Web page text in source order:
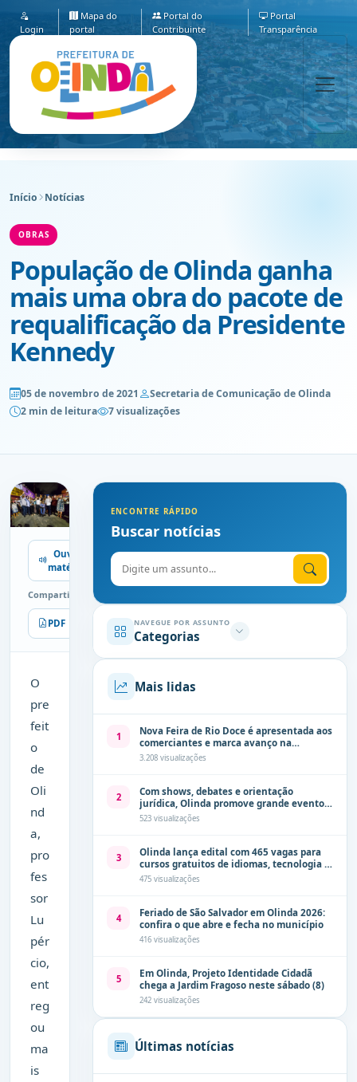
Login
Mapa do
portal
Portal do
Contribuinte
Portal
Transparência
Início Notícias
OBRAS
População de Olinda ganha
mais uma obra do pacote de
requalificação da Presidente
Kennedy
05 de novembro de 2021
Secretaria de Comunicação de Olinda
2 min de leitura
7 visualizações
Ouvir
matéria
Compartilhe
PDF Imprimir
O
pre
feit
o
de
Oli
nd
a,
pro
fes
sor
Lu
pér
cio,
ent
reg
ou
ma
is
ENCONTRE RÁPIDO
Buscar notícias
Digite o assunto
NAVEGUE POR ASSUNTO
Categorias
Mais lidas
1
Nova Feira de Rio Doce é apresentada aos
comerciantes e marca avanço na
modernização dos espaços públicos de
3.208 visualizações
2
Com shows, debates e orientação
jurídica, Olinda promove grande evento
de combate à violência contra a mulher
neste sábado (8)
523 visualizações
3
Olinda lança edital com 465 vagas para
cursos gratuitos de idiomas, tecnologia e
comunicação
475 visualizações
4
Feriado de São Salvador em Olinda 2026:
confira o que abre e fecha no município
416 visualizações
5
Em Olinda, Projeto Identidade Cidadã
chega a Jardim Fragoso neste sábado (8)
242 visualizações
Últimas notícias